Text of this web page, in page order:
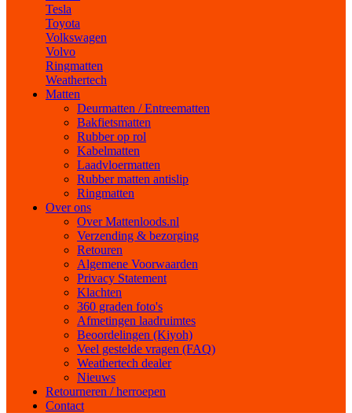
Tesla
Toyota
Volkswagen
Volvo
Ringmatten
Weathertech
Matten
Deurmatten / Entreematten
Bakfietsmatten
Rubber op rol
Kabelmatten
Laadvloermatten
Rubber matten antislip
Ringmatten
Over ons
Over Mattenloods.nl
Verzending & bezorging
Retouren
Algemene Voorwaarden
Privacy Statement
Klachten
360 graden foto's
Afmetingen laadruimtes
Beoordelingen (Kiyoh)
Veel gestelde vragen (FAQ)
Weathertech dealer
Nieuws
Retourneren / herroepen
Contact